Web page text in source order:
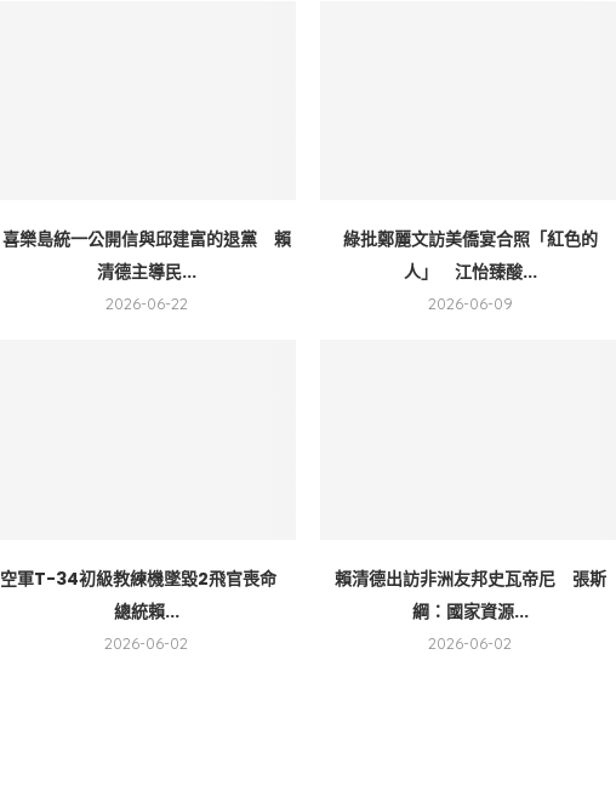
喜樂島統一公開信與邱建富的退黨 賴
清德主導民...
2026-06-22
綠批鄭麗文訪美僑宴合照「紅色的
人」 江怡臻酸...
2026-06-09
空軍T-34初級教練機墜毀2飛官喪命
總統賴...
2026-06-02
賴清德出訪非洲友邦史瓦帝尼 張斯
綱：國家資源...
2026-06-02